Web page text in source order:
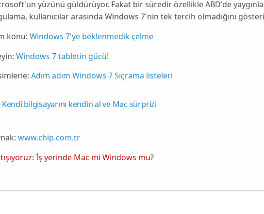
yüzünü güldürüyor. Fakat bir süredir özellikle ABD'de
kullanıcılar arasında Windows 7'nin tek tercih olmadığını
konu: Windows 7'ye beklenmedik çelme
Windows 7 tabletin gücü!
Adım adım Windows 7 Sıçrama listeleri
Kendi bilgisayarını kendin al ve Mac sürprizi
www.chip.com.tr
İş yerinde Mac mi Windows mu?